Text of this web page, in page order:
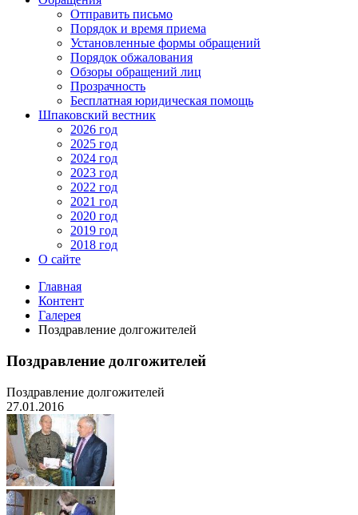
Отправить письмо
Порядок и время приема
Установленные формы обращений
Порядок обжалования
Обзоры обращений лиц
Прозрачность
Бесплатная юридическая помощь
Шпаковский вестник
2026 год
2025 год
2024 год
2023 год
2022 год
2021 год
2020 год
2019 год
2018 год
О сайте
Главная
Контент
Галерея
Поздравление долгожителей
Поздравление долгожителей
Поздравление долгожителей
27.01.2016